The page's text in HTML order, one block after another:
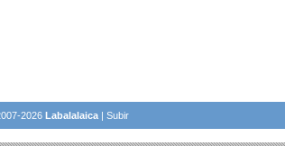
2026 Labalalaica | Subir